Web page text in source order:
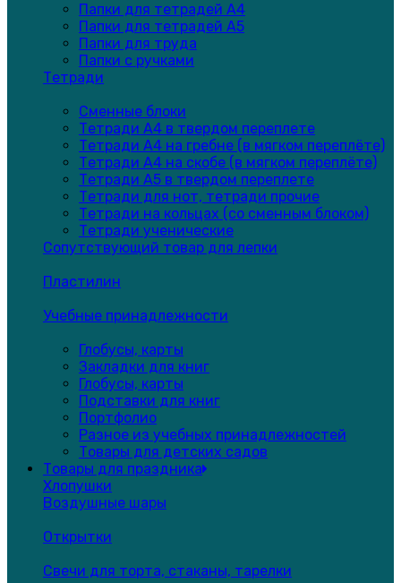
Папки для тетрадей А4
Папки для тетрадей А5
Папки для труда
Папки с ручками
Тетради
Сменные блоки
Тетради А4 в твердом переплете
Тетради А4 на гребне (в мягком переплёте)
Тетради А4 на скобе (в мягком переплёте)
Тетради А5 в твердом переплете
Тетради для нот, тетради прочие
Тетради на кольцах (со сменным блоком)
Тетради ученические
Сопутствующий товар для лепки
Пластилин
Учебные принадлежности
Глобусы, карты
Закладки для книг
Глобусы, карты
Подставки для книг
Портфолио
Разное из учебных принадлежностей
Товары для детских садов
Товары для праздника
Хлопушки
Воздушные шары
Открытки
Свечи для торта, стаканы, тарелки